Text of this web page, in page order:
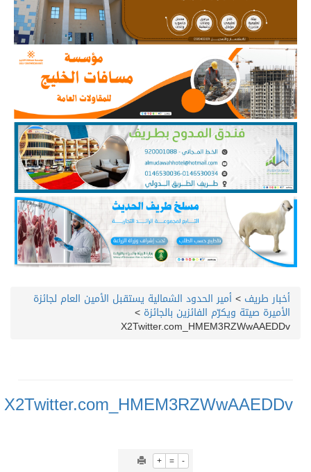
أخبار طريف >أمير الحدود الشمالية يستقبل الأمين العام لجائزة
الأميرة صيتة ويكرّم الفائزين بالجائزة >
X2Twitter.com_HMEM3RZWwAAEDDv
X2Twitter.com_HMEM3RZWwAAEDDv
+ = -